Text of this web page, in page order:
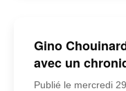
Gino
avec un
Publié le mercredi